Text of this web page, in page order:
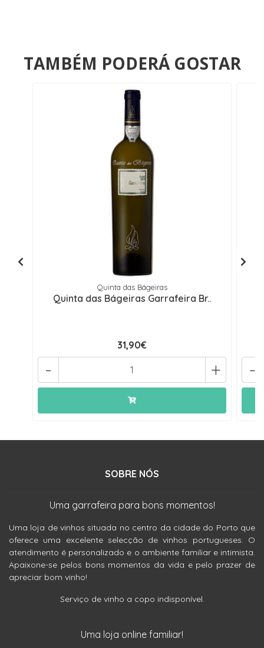
TAMBÉM PODERÁ GOSTAR
Quinta das Bágeiras
Quinta das Bágeiras Garrafeira Br..
31,90€
+
- -
SOBRE NÓS
Uma garrafeira para bons momentos!
Uma loja de vinhos situada no centro da cidade do Porto que
oferece uma excelente selecção de vinhos portugueses. O
atendimento é personalizado e o ambiente familiar e intimista.
Apaixone-se pelos bons momentos da vida e pelo prazer de
apreciar bom vinho!
Serviço de vinho a copo indisponível.
Uma loja online familiar!